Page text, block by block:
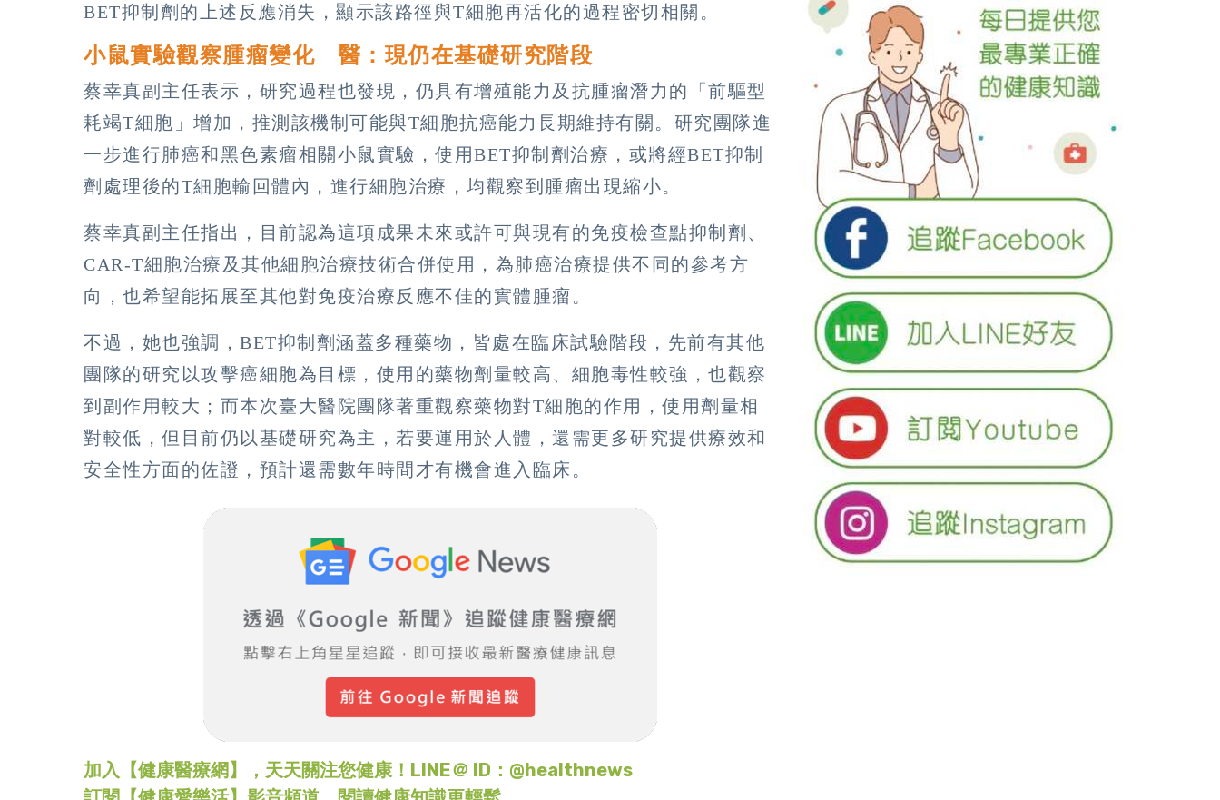
BET抑制劑的上述反應消失，顯示該路徑與T細胞再活化的過程密切相關。
小鼠實驗觀察腫瘤變化 醫：現仍在基礎研究階段
蔡幸真副主任表示，研究過程也發現，仍具有增殖能力及抗腫瘤潛力的「前驅型
耗竭T細胞」增加，推測該機制可能與T細胞抗癌能力長期維持有關。研究團隊進
一步進行肺癌和黑色素瘤相關小鼠實驗，使用BET抑制劑治療，或將經BET抑制
劑處理後的T細胞輸回體內，進行細胞治療，均觀察到腫瘤出現縮小。
蔡幸真副主任指出，目前認為這項成果未來或許可與現有的免疫檢查點抑制劑、
CAR-T細胞治療及其他細胞治療技術合併使用，為肺癌治療提供不同的參考方
向，也希望能拓展至其他對免疫治療反應不佳的實體腫瘤。
不過，她也強調，BET抑制劑涵蓋多種藥物，皆處在臨床試驗階段，先前有其他
團隊的研究以攻擊癌細胞為目標，使用的藥物劑量較高、細胞毒性較強，也觀察
到副作用較大；而本次臺大醫院團隊著重觀察藥物對T細胞的作用，使用劑量相
對較低，但目前仍以基礎研究為主，若要運用於人體，還需更多研究提供療效和
安全性方面的佐證，預計還需數年時間才有機會進入臨床。
加入【健康醫療網】，天天關注您健康！LINE＠ ID：@healthnews